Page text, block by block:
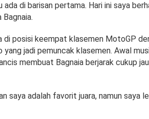
di barisan pertama. Hari ini saya
di posisi keempat klasemen MotoGP
jadi pemuncak klasemen. Awal
membuat Bagnaia berjarak cukup
saya adalah favorit juara, namun saya